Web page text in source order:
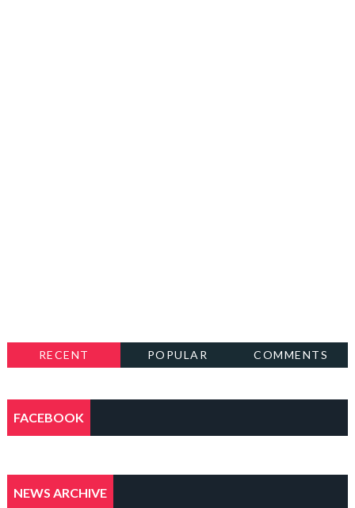
RECENT POPULAR COMMENTS
FACEBOOK
NEWS ARCHIVE